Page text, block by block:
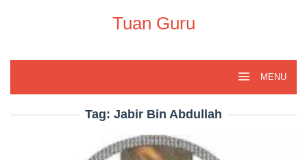
Tuan Guru
MENU
Tag: Jabir Bin Abdullah